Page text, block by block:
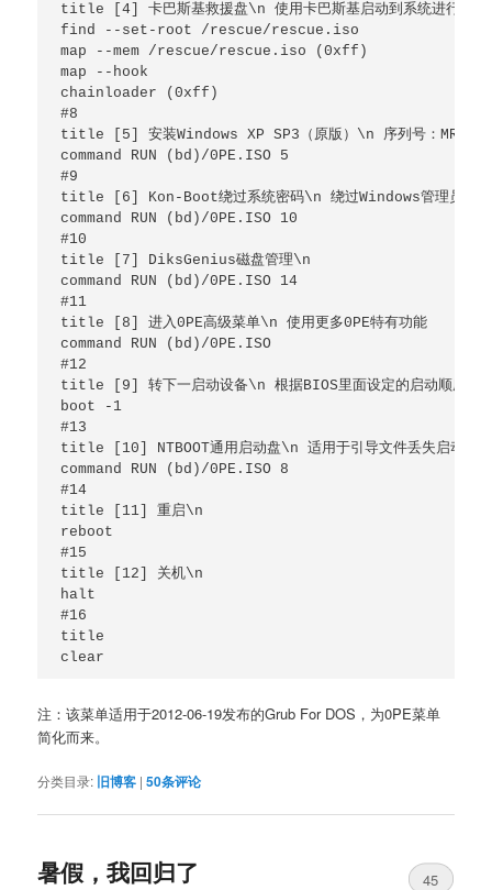
title [4] 卡巴斯基救援盘\n 使用卡巴斯基启动到系统进行杀毒
find --set-root /rescue/rescue.iso
map --mem /rescue/rescue.iso (0xff)
map --hook
chainloader (0xff)
#8
title [5] 安装Windows XP SP3（原版）\n 序列号：MRX3F-
command RUN (bd)/0PE.ISO 5
#9
title [6] Kon-Boot绕过系统密码\n 绕过Windows管理员口令
command RUN (bd)/0PE.ISO 10
#10
title [7] DiksGenius磁盘管理\n
command RUN (bd)/0PE.ISO 14
#11
title [8] 进入0PE高级菜单\n 使用更多0PE特有功能
command RUN (bd)/0PE.ISO
#12
title [9] 转下一启动设备\n 根据BIOS里面设定的启动顺序来启
boot -1
#13
title [10] NTBOOT通用启动盘\n 适用于引导文件丢失启动等场
command RUN (bd)/0PE.ISO 8
#14
title [11] 重启\n
reboot
#15
title [12] 关机\n
halt
#16
title
注：该菜单适用于2012-06-19发布的Grub For DOS，为0PE菜单
简化而来。
分类目录: 旧博客 |50条评论
暑假，我回归了 45